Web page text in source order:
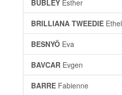
BUBLEY Esther
BRILLIANA TWEEDIE Ethel
BESNYÖ Eva
BAVCAR Evgen
BARRE Fabienne